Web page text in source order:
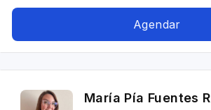
Alimentación con hipotiroidismo
Agendar
María Pía Fuentes R